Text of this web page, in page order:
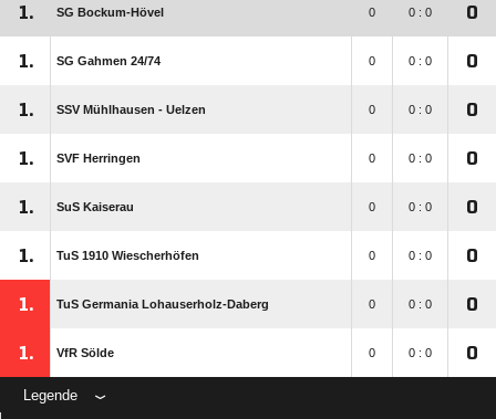
1. SG Bockum-Hövel 0 0 : 0 0
1. SG Gahmen 24/​74 0 0 : 0 0
1. SSV Mühlhausen - Uelzen 0 0 : 0 0
1. SVF Herringen 0 0 : 0 0
1. SuS Kaiserau 0 0 : 0 0
1. TuS 1910 Wiescherhöfen 0 0 : 0 0
1. TuS Germania Lohauserholz-Daberg 0 0 : 0 0
1. VfR Sölde 0 0 : 0 0
Legende